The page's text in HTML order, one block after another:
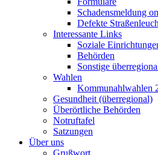
Schadensmeldung
Defekte
Interessante Links
Soziale
Behörden
Sonstige
Wahlen
Kommunahlwahlen
Gesundheit (überregional)
Überörtliche Behörden
Notruftafel
Satzungen
Über uns
Grußwort